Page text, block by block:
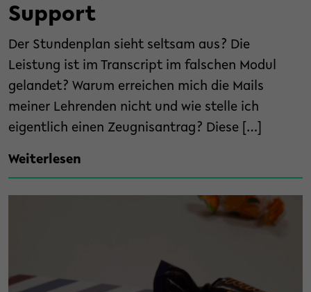
Support
Der Stundenplan sieht seltsam aus? Die
Leistung ist im Transcript im falschen Modul
gelandet? Warum erreichen mich die Mails
meiner Lehrenden nicht und wie stelle ich
eigentlich einen Zeugnisantrag? Diese […]
Weiterlesen